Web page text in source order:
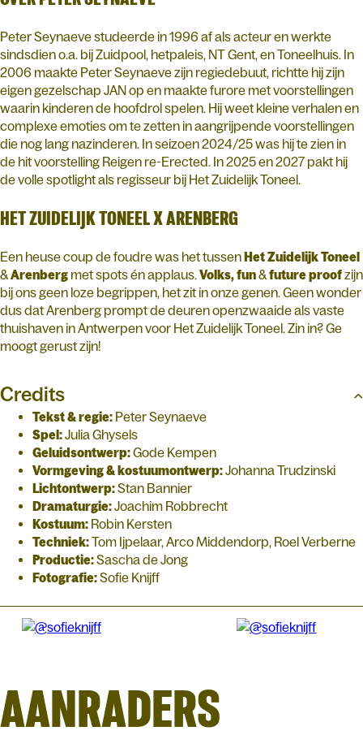
Peter Seynaeve studeerde in 1996 af als acteur en werkte
sindsdien o.a. bij Zuidpool, hetpaleis, NT Gent, en Toneelhuis. In
2006 maakte Peter Seynaeve zijn regiedebuut, richtte hij zijn
eigen gezelschap JAN op en maakte furore met voorstellingen
waarin kinderen de hoofdrol spelen. Hij weet kleine verhalen en
complexe emoties om te zetten in aangrijpende voorstellingen
die nog lang nazinderen. In seizoen 2024/25 was hij te zien in
de hit voorstelling Reigen re-Erected. In 2025 en 2027 pakt hij
de volle spotlight als regisseur bij Het Zuidelijk Toneel.
HET ZUIDELIJK TONEEL X ARENBERG
Een heuse coup de foudre was het tussenHet Zuidelijk Toneel
& Arenberg met spots én applaus. Volks, fun& future proofzijn
bij ons geen loze begrippen, het zit in onze genen. Geen wonder
dus dat Arenberg prompt de deuren openzwaaide als vaste
thuishaven in Antwerpen voor Het Zuidelijk Toneel. Zin in? Ge
moogt gerust zijn!
Credits
Tekst & regie: Peter Seynaeve
Spel:Julia Ghysels
Geluidsontwerp:Gode Kempen
Vormgeving & kostuumontwerp:Johanna Trudzinski
Lichtontwerp:Stan Bannier
Dramaturgie:Joachim Robbrecht
Kostuum: Robin Kersten
Techniek:Tom Ijpelaar, Arco Middendorp, Roel Verberne
Productie:Sascha de Jong
Fotografie:Sofie Knijff
AANRADERS